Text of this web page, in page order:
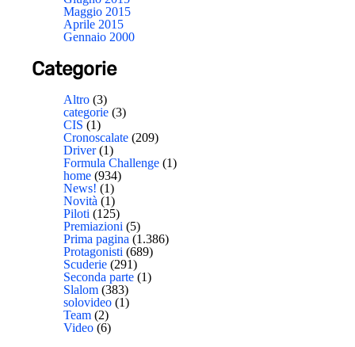
Maggio 2015
Aprile 2015
Gennaio 2000
Categorie
Altro (3)
categorie (3)
CIS (1)
Cronoscalate (209)
Driver(1)
Formula Challenge (1)
home (934)
News! (1)
Novità (1)
Piloti (125)
Premiazioni (5)
Prima pagina (1.386)
Protagonisti (689)
Scuderie (291)
Seconda parte (1)
Slalom (383)
solovideo (1)
Team (2)
Video (6)